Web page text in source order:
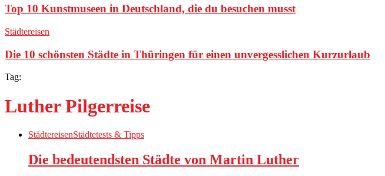
Top 10 Kunstmuseen in Deutschland, die du besuchen musst
Städtereisen
Die 10 schönsten Städte in Thüringen für einen unvergesslichen Kurzurlaub
Tag:
Luther Pilgerreise
StädtereisenStädtetests & Tipps
Die bedeutendsten Städte von Martin Luther